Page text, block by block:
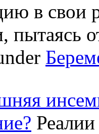
в свои